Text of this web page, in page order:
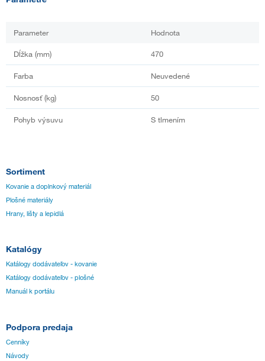
Parameter Hodnota
Dĺžka (mm) 470
Farba Neuvedené
Nosnosť (kg) 50
Pohyb výsuvu S tlmením
Sortiment
Kovanie a doplnkový materiál
Plošné materiály
Hrany, lišty a lepidlá
Katalógy
Katálogy dodávateľov - kovanie
Katálogy dodávateľov - plošné
Manuál k portálu
Podpora predaja
Cenníky
Návody